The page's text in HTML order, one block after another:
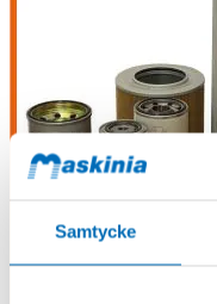
Samtycke